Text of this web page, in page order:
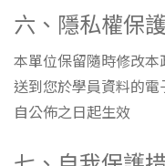
六、隱私權保
本單位保留隨時修改
送到您於學員資料的
自公佈之日起生效